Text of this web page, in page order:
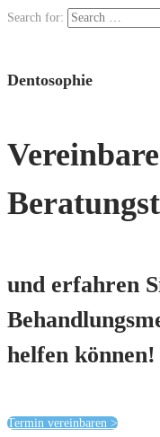
Search for:
Dentosophie
und erfahren
helfen können!
Termin vereinbaren >